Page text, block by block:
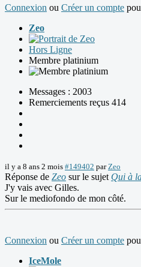
Connexion ou Créer un compte
Zeo
Hors Ligne
Membre platinium
Messages : 2003
Remerciements reçus 414
il y a 8 ans 2 mois #149402 parZeo
Réponse de Zeo sur le sujet Qui à
J'y vais avec Gilles.
Sur le mediofondo de mon côté.
Connexion ou Créer un compte
IceMole